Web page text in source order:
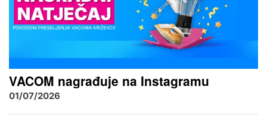
VACOM nagrađuje na Instagramu
01/07/2026